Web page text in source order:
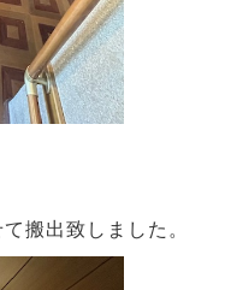
搬出致しました。